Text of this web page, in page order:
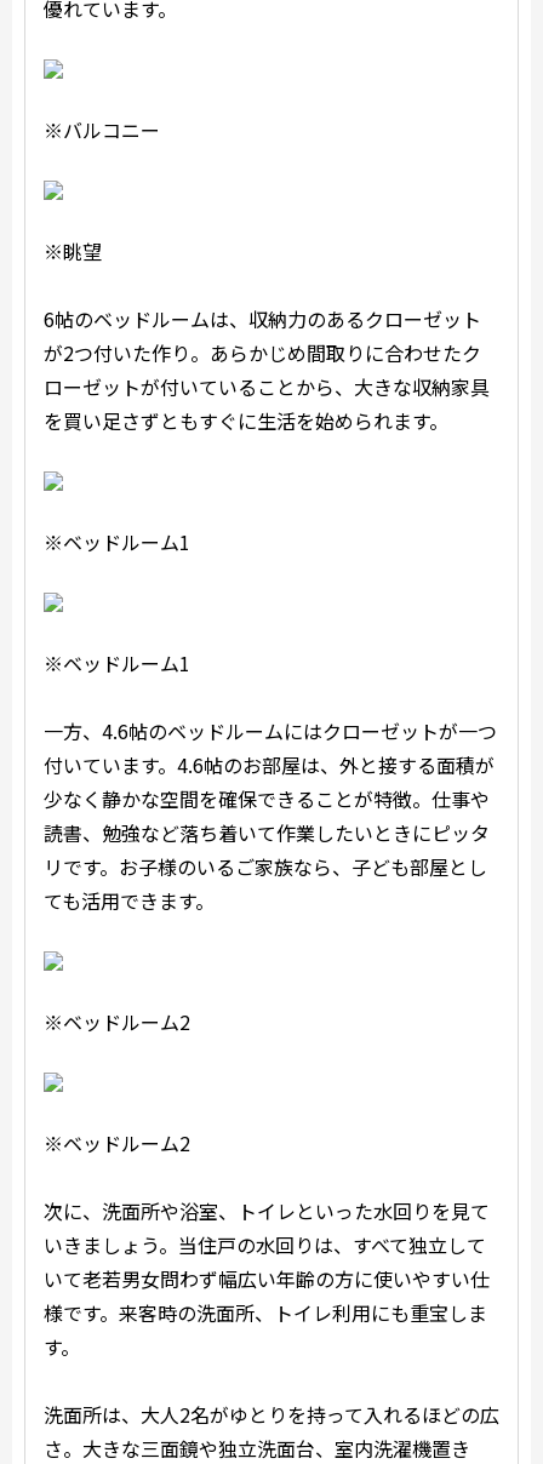
優れています。
※バルコニー
※眺望
6帖のベッドルームは、収納力のあるクローゼット
が2つ付いた作り。あらかじめ間取りに合わせたク
ローゼットが付いていることから、大きな収納家具
を買い足さずともすぐに生活を始められます。
※ベッドルーム1
※ベッドルーム1
一方、4.6帖のベッドルームにはクローゼットが一つ
付いています。4.6帖のお部屋は、外と接する面積が
少なく静かな空間を確保できることが特徴。仕事や
読書、勉強など落ち着いて作業したいときにピッタ
リです。お子様のいるご家族なら、子ども部屋とし
ても活用できます。
※ベッドルーム2
※ベッドルーム2
次に、洗面所や浴室、トイレといった水回りを見て
いきましょう。当住戸の水回りは、すべて独立して
いて老若男女問わず幅広い年齢の方に使いやすい仕
様です。来客時の洗面所、トイレ利用にも重宝しま
す。
洗面所は、大人2名がゆとりを持って入れるほどの広
さ。大きな三面鏡や独立洗面台、室内洗濯機置き